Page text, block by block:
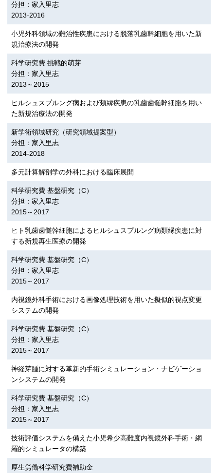
分担：家入里志
2013-2016
小児外科領域の難治性疾患における脱落乳歯幹細胞を用いた新
規治療法の開発
科学研究費 挑戦的萌芽
分担：家入里志
2013～2015
ヒルシュスプルング病および類縁疾患の乳歯歯髄幹細胞を用い
た新規治療法の開発
新学術領域研究（研究領域提案型）
分担：家入里志
2014-2018
多元計算解剖学の外科における臨床展開
科学研究費 基盤研究（C）
分担：家入里志
2015～2017
ヒト乳歯歯髄幹細胞によるヒルシュスプルング病類縁疾患に対
する新規再生医療の開発
科学研究費 基盤研究（C）
分担：家入里志
2015～2017
内視鏡外科手術における画像処理技術を用いた擬似的視点変更
システムの開発
科学研究費 基盤研究（C）
分担：家入里志
2015～2017
神経芽腫に対する革新的手術シミュレーション・ナビゲーショ
ンシステムの開発
科学研究費 基盤研究（C）
分担：家入里志
2015～2017
技術評価システムを備えた小児希少高難度内視鏡外科手術・網
羅的シミュレータの構築
厚生労働科学研究費補助金